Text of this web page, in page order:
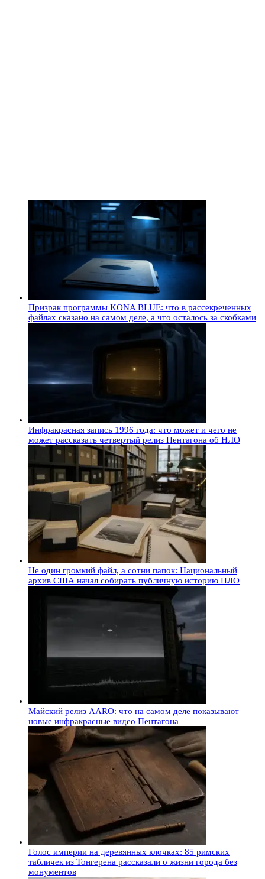
Призрак программы KONA BLUE: что в рассекреченных
файлах сказано на самом деле, а что осталось за скобками
Инфракрасная запись 1996 года: что может и чего не
может рассказать четвертый релиз Пентагона об НЛО
Не один громкий файл, а сотни папок: Национальный
архив США начал собирать публичную историю НЛО
Майский релиз AARO: что на самом деле показывают
новые инфракрасные видео Пентагона
Голос империи на деревянных клочках: 85 римских
табличек из Тонгерена рассказали о жизни города без
монументов